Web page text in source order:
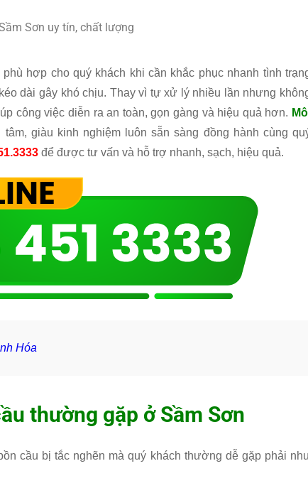
Sơn uy tín, chất lượng
phù hợp cho quý khách khi cần khắc phục nhanh tình
dài gây khó chịu. Thay vì tự xử lý nhiều lần nhưng
công việc diễn ra an toàn, gọn gàng và hiệu quả hơn.
giàu kinh nghiệm luôn sẵn sàng đồng hành cùng
để được tư vấn và hỗ trợ nhanh, sạch, hiệu quả.
Hóa
thường gặp ở Sầm Sơn
cầu bị tắc nghẽn mà quý khách thường dễ gặp phải